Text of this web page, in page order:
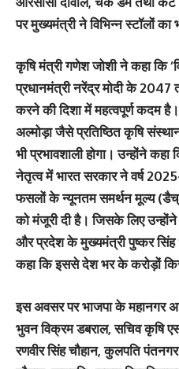
पर मुख्यमंत्री ने विभिन्न स्टॉलों का
कृषि मंत्री गणेश जोशी ने कहा कि
प्रधानमंत्री नरेंद्र मोदी के 2047
करने की दिशा में महत्वपूर्ण कदम
अल्मोड़ा जैसे प्रतिष्ठित कृषि
भी प्रभावशाली होगा। उन्होंने कहा
नेतृत्व में भारत सरकार ने वर्ष
फसलों के न्यूनतम समर्थन मूल्य
को मंजूरी दी है। जिसके लिए
और प्रदेश के मुख्यमंत्री पुष्कर सिंह
कहा कि इससे देश भर के करोड़ों
इस अवसर पर भाजपा के महानगर
भुवन विक्रम डबराल, सचिव कृषि
रणवीर सिंह चौहान, कुलपति पंतनगर